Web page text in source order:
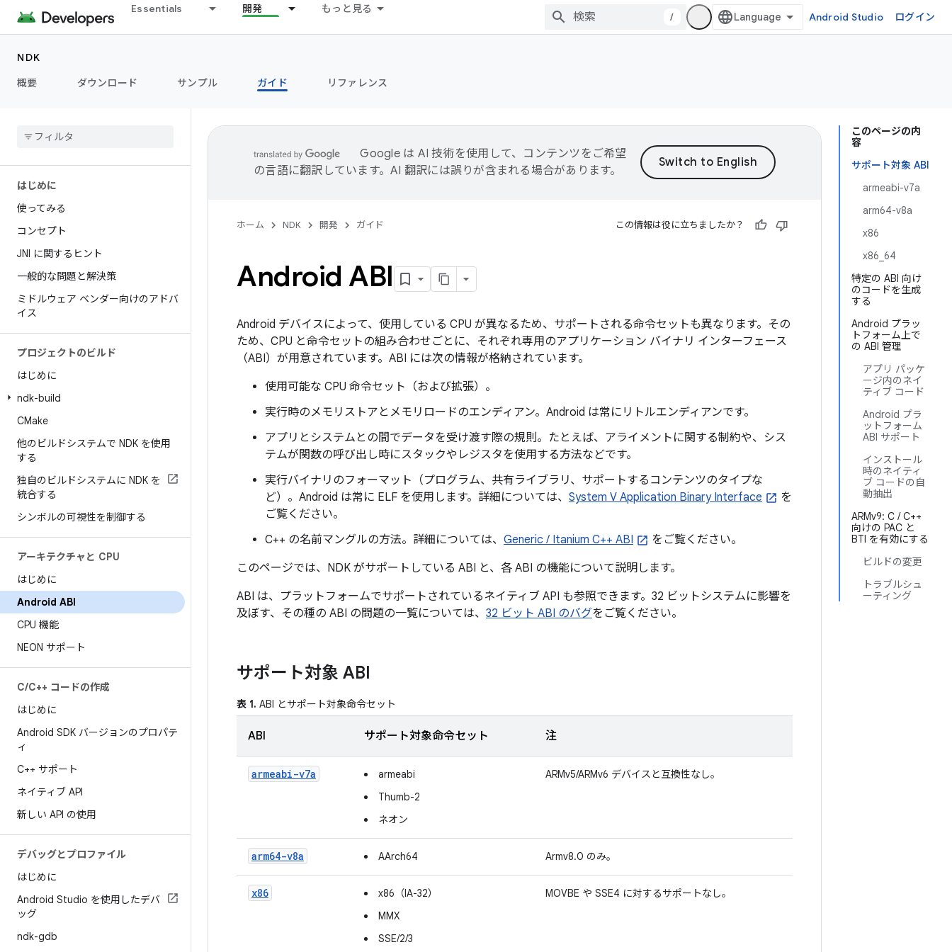
Essentials 開発 もっと見る
/ Android Studio ログイン
NDK
概要
ダウンロード サンプル ガイド リファレンス
はじめに
使ってみる
コンセプト
JNI に関するヒント
一般的な問題と解決策
ミドルウェア ベンダー向けのアドバ
イス
プロジェクトのビルド
はじめに
ndk-build
CMake
他のビルドシステムで NDK を使用
する
独自のビルドシステムに NDK を
統合する
シンボルの可視性を制御する
アーキテクチャと CPU
はじめに
Android ABI
CPU 機能
NEON サポート
C/C++ コードの作成
はじめに
Android SDK バージョンのプロパテ
ィ
C++ サポート
ネイティブ API
新しい API の使用
デバッグとプロファイル
はじめに
Android Studio を使用したデバ
ッグ
ndk-gdb
このページの内
容
サポート対象 ABI
armeabi-v7a
arm64-v8a
x86
x86_64
特定の ABI 向け
のコードを生成
する
Android プラッ
トフォーム上で
の ABI 管理
アプリ パッケ
ージ内のネイ
ティブ コード
Android プラ
ットフォーム
ABI サポート
インストール
時のネイティ
ブ コードの自
動抽出
ARMv9: C / C++
向けの PAC と
BTI を有効にする
ビルドの変更
トラブルシュ
ーティング
Google は AI 技術を使用して、コンテンツをご希望
の言語に翻訳しています。AI 翻訳には誤りが含まれる場合があります。
ホーム NDK 開発 ガイド この情報は役に立ちましたか？
Android ABI
Android デバイスによって、使用している CPU が異なるため、サポートされる命令セットも異なります。その
ため、CPU と命令セットの組み合わせごとに、それぞれ専用のアプリケーション バイナリ インターフェース
（ABI）が用意されています。ABI には次の情報が格納されています。
使用可能な CPU 命令セット（および拡張）。
実行時のメモリストアとメモリロードのエンディアン。Android は常にリトルエンディアンです。
アプリとシステムとの間でデータを受け渡す際の規則。たとえば、アライメントに関する制約や、シス
テムが関数の呼び出し時にスタックやレジスタを使用する方法などです。
実行バイナリのフォーマット（プログラム、共有ライブラリ、サポートするコンテンツのタイプな
ど）。Android は常に ELF を使用します。詳細については、 System V Application Binary Interface
を
ご覧ください。
C++ の名前マングルの方法。詳細については、 Generic / Itanium C++ ABI
をご覧ください。
このページでは、NDK がサポートしている ABI と、各 ABI の機能について説明します。
ABI は、プラットフォームでサポートされているネイティブ API も参照できます。32 ビットシステムに影響を
及ぼす、その種の ABI の問題の一覧については、 32 ビット ABI のバグをご覧ください。
サポート対象 ABI
表 1. ABI とサポート対象命令セット
ABI サポート対象命令セット 注
armeabi-v7a
armeabi
Thumb-2
ネオン
ARMv5/ARMv6 デバイスと互換性なし。
arm64-v8a AArch64 Armv8.0 のみ。
x86
x86（IA-32）
MMX
SSE/2/3
MOVBE や SSE4 に対するサポートなし。